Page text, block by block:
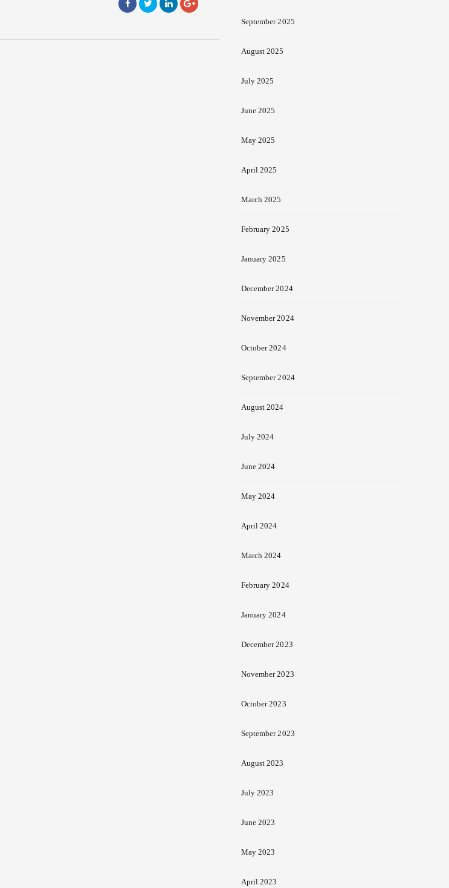
September 2025
August 2025
July 2025
June 2025
May 2025
April 2025
March 2025
February 2025
January 2025
December 2024
November 2024
October 2024
September 2024
August 2024
July 2024
June 2024
May 2024
April 2024
March 2024
February 2024
January 2024
December 2023
November 2023
October 2023
September 2023
August 2023
July 2023
June 2023
May 2023
April 2023